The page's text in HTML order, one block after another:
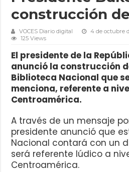
construcción
VOCES Diario digital 4 de octubre
125 Views
El presidente de la
anunció la construcción
Biblioteca Nacional que
menciona, referente a
Centroamérica.
A través de un mensaje
presidente anunció que
Nacional contará con un
será referente lúdico a
Centroamérica.